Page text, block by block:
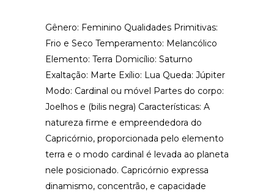
Gênero: Feminino Qualidades Primitivas:
Frio e Seco Temperamento: Melancólico
Elemento: Terra Domicílio: Saturno
Exaltação: Marte Exílio: Lua Queda: Júpiter
Modo: Cardinal ou móvel Partes do corpo:
Joelhos e (bilis negra) Características: A
natureza firme e empreendedora do
Capricórnio, proporcionada pelo elemento
terra e o modo cardinal é levada ao planeta
nele posicionado. Capricórnio expressa
dinamismo, concentrão, e capacidade